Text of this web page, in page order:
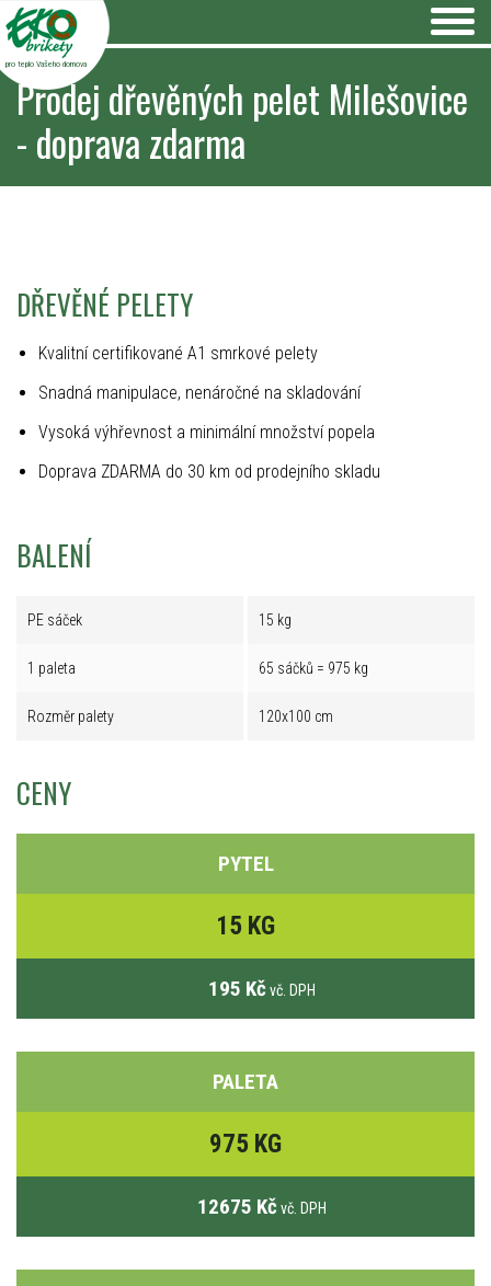
pro teplo Vašeho domova
Prodej dřevěných pelet Milešovice
- doprava zdarma
DŘEVĚNÉ PELETY
Kvalitní certifikované A1 smrkové pelety
Snadná manipulace, nenáročné na skladování
Vysoká výhřevnost a minimální množství popela
Doprava ZDARMA do 30 km od prodejního skladu
BALENÍ
PE sáček 15 kg
1 paleta 65 sáčků = 975 kg
Rozměr palety 120x100 cm
CENY
PYTEL
15 KG
195 Kč vč. DPH
PALETA
975 KG
12675 Kč vč. DPH